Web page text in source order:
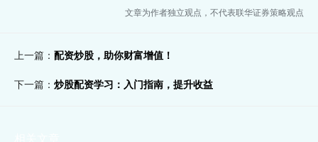
文章为作者独立观点，不代表联华证券策略观点
上一篇： 配资炒股，助你财富增值！
下一篇： 炒股配资学习：入门指南，提升收益